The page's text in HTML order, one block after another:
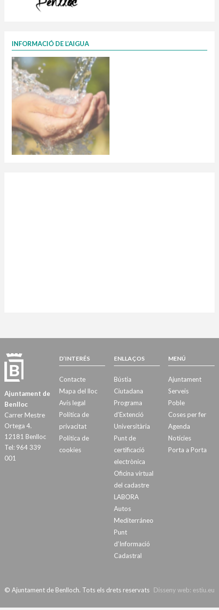
INFORMACIÓ DE L’AIGUA
Ajuntament de
Benlloc
Carrer Mestre
Ortega 4.
12181 Benlloc
Tel: 964 339
001
D’INTERÉS
Contacte
Mapa del lloc
Avís legal
Política de
privacitat
Política de
cookies
ENLLAÇOS
Bústia
Ciutadana
Programa
d’Extenció
Universitària
Punt de
certificació
electrònica
Oficina virtual
del cadastre
LABORA
Autos
Mediterráneo
Punt
d’Informació
Cadastral
MENÚ
Ajuntament
Serveis
Poble
Coses per fer
Agenda
Notícies
Porta a Porta
Disseny web: estiu.eu
© Ajuntament de Benlloch. Tots els drets reservats